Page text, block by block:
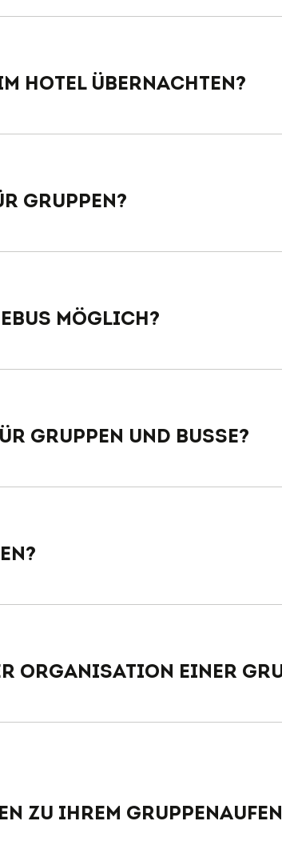
Hotel übernachten?
Gruppen?
möglich?
Gruppen und Busse?
Organisation einer
zu Ihrem